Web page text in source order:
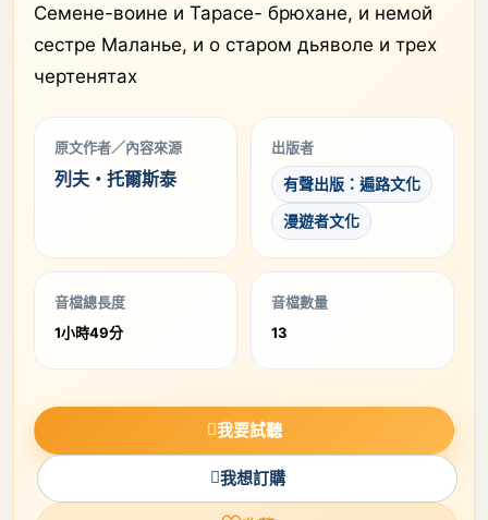
Семене-воине и Тарасе- брюхане, и немой
сестре Маланье, и о старом дьяволе и трех
чертенятах
原文作者／內容來源
列夫・托爾斯泰
出版者
有聲出版：遍路文化
漫遊者文化
音檔總長度
1小時49分
音檔數量
13
我要試聽
我想訂購